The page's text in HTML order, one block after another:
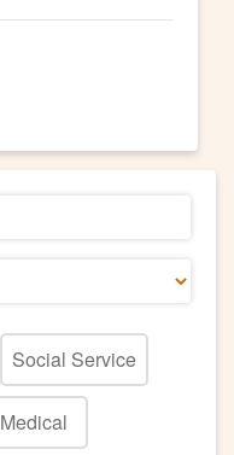
Social Service
Medical